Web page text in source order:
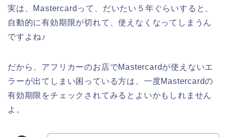
実は、Mastercardって、だいたい５年ぐらいすると、
自動的に有効期限が切れて、使えなくなってしまうん
ですよね♪
だから、アフリカーのお店でMastercardが使えないエ
ラーが出てしまい困っている方は、一度Mastercardの
有効期限をチェックされてみるとよいかもしれません
よ。